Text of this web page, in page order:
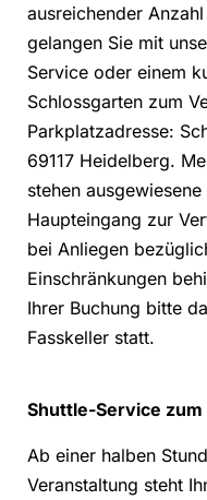
ausreichender
gelangen Sie mit
Service oder einem
Schlossgarten zum
Parkplatzadresse:
69117 Heidelberg.
stehen
Haupteingang zur
bei Anliegen
Einschränkungen
Ihrer Buchung bitte
Fasskeller statt.
Shuttle-Service
Ab einer halben
Veranstaltung steht